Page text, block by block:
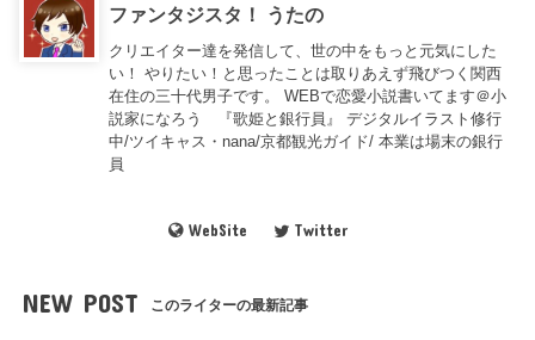
ファンタジスタ！ うたの
クリエイター達を発信して、世の中をもっと元気にした
い！ やりたい！と思ったことは取りあえず飛びつく関西
在住の三十代男子です。 WEBで恋愛小説書いてます＠小
説家になろう 『歌姫と銀行員』 デジタルイラスト修行
中/ツイキャス・nana/京都観光ガイド/ 本業は場末の銀行
員
WebSite Twitter
NEW POST このライターの最新記事